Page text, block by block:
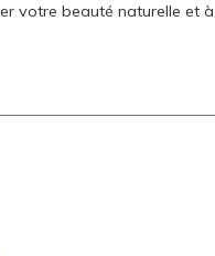
votre beauté naturelle et à